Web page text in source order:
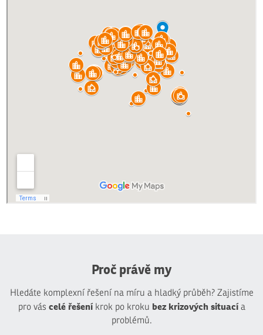
Proč právě my
Hledáte komplexní řešení na míru a hladký průběh? Zajistíme
pro vás celé řešeníkrok po kroku bez krizových situacía
problémů.